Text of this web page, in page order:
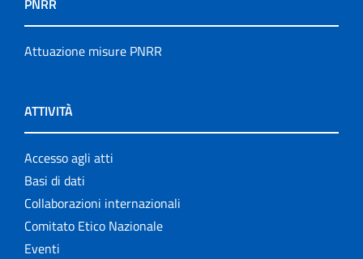
Attuazione misure PNRR
ATTIVITÀ
Accesso agli atti
Basi di dati
Collaborazioni internazionali
Comitato Etico Nazionale
Eventi